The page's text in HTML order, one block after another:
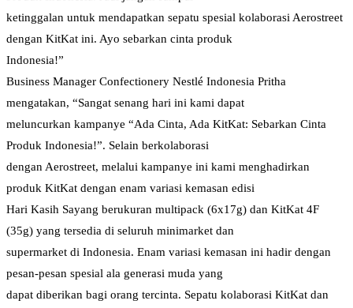
ketinggalan untuk mendapatkan sepatu spesial kolaborasi Aerostreet
dengan KitKat ini. Ayo sebarkan cinta produk
Indonesia!”
Business Manager Confectionery Nestlé Indonesia Pritha
mengatakan, “Sangat senang hari ini kami dapat
meluncurkan kampanye “Ada Cinta, Ada KitKat: Sebarkan Cinta
Produk Indonesia!”. Selain berkolaborasi
dengan Aerostreet, melalui kampanye ini kami menghadirkan
produk KitKat dengan enam variasi kemasan edisi
Hari Kasih Sayang berukuran multipack (6x17g) dan KitKat 4F
(35g) yang tersedia di seluruh minimarket dan
supermarket di Indonesia. Enam variasi kemasan ini hadir dengan
pesan-pesan spesial ala generasi muda yang
dapat diberikan bagi orang tercinta. Sepatu kolaborasi KitKat dan